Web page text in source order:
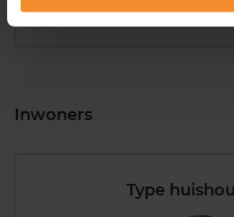
2008 of later
Inwoners
Type